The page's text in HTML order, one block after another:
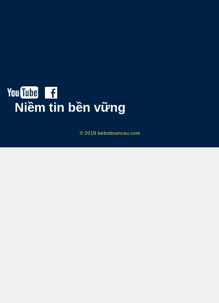
Niềm tin bền vững
© 2018 beboitoancau.com